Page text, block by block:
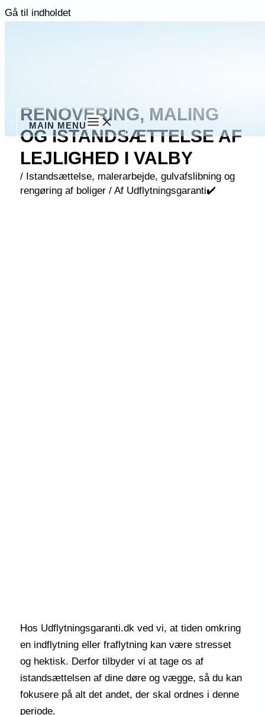
Gå til indholdet
MAIN MENU
RENOVERING, MALING
OG ISTANDSÆTTELSE AF
LEJLIGHED I VALBY
/ Istandsættelse, malerarbejde, gulvafslibning og
rengøring af boliger / Af Udflytningsgaranti✔️
Hos Udflytningsgaranti.dk ved vi, at tiden omkring
en indflytning eller fraflytning kan være stresset
og hektisk. Derfor tilbyder vi at tage os af
istandsættelsen af dine døre og vægge, så du kan
fokusere på alt det andet, der skal ordnes i denne
periode.